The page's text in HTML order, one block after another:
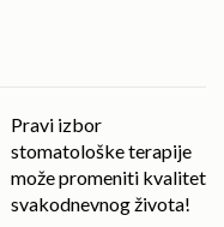
Pravi izbor
stomatološke terapije
može promeniti kvalitet
svakodnevnog života!